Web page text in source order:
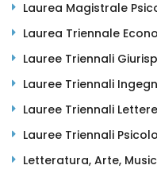
Laurea Magistrale
Laurea Triennale
Lauree Triennali
Lauree Triennali
Lauree Triennali Lettere
Lauree Triennali
Letteratura, Arte,